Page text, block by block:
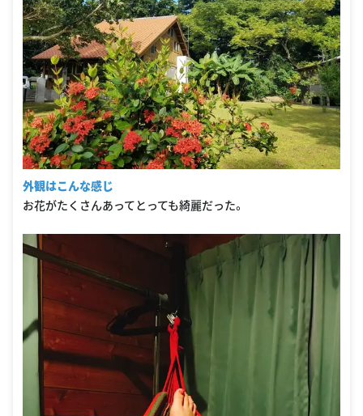
外観はこんな感じ
お花がたくさんあってとっても綺麗だった。